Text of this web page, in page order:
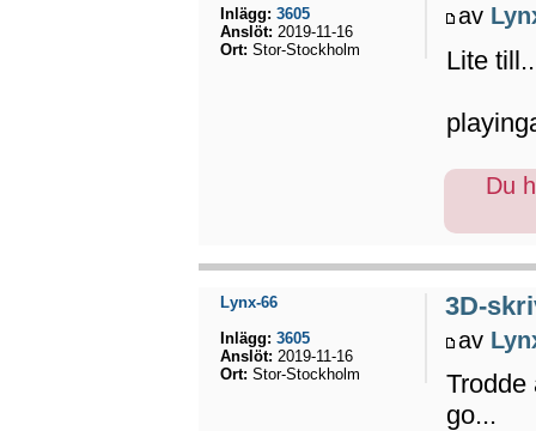
av
Lite
Du
Inlägg: 3605
Anslöt: 2019-11-16
Ort: Stor-Stockholm
3D-
av
Trodde
go...
Lynx-66
Inlägg: 3605
Anslöt: 2019-11-16
Ort: Stor-Stockholm